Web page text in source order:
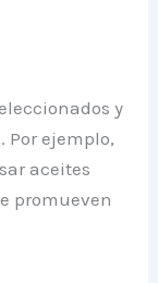
y
ejemplo,
aceites
promueven